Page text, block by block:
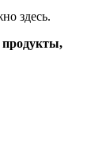
здесь.
продукты,